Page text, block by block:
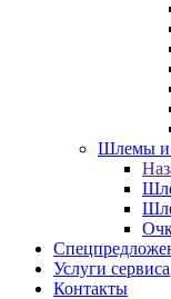
Шлемы и
Услуги сервиса
Контакты